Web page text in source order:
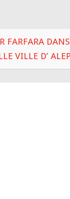
FARFARA
VILLE D’ ALEP